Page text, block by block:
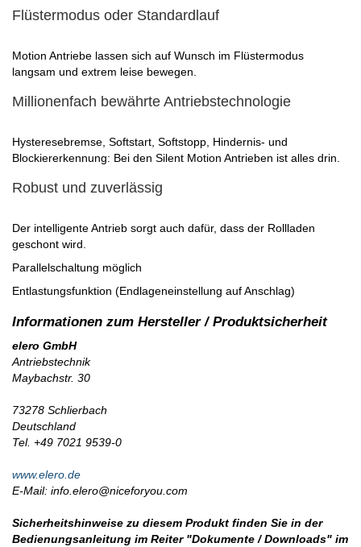
Flüstermodus oder Standardlauf
Motion Antriebe lassen sich auf Wunsch im Flüstermodus
langsam und extrem leise bewegen.
Millionenfach bewährte Antriebstechnologie
Hysteresebremse, Softstart, Softstopp, Hindernis- und
Blockiererkennung: Bei den Silent Motion Antrieben ist alles drin.
Robust und zuverlässig
Der intelligente Antrieb sorgt auch dafür, dass der Rollladen
geschont wird.
Parallelschaltung möglich
Entlastungsfunktion (Endlageneinstellung auf Anschlag)
elero GmbH
Antriebstechnik
Maybachstr. 30
73278 Schlierbach
Deutschland
Tel. +49 7021 9539-0
www.elero.de
E-Mail: info.elero@niceforyou.com
Sicherheitshinweise zu diesem Produkt finden Sie in der
Bedienungsanleitung im Reiter "Dokumente / Downloads" im